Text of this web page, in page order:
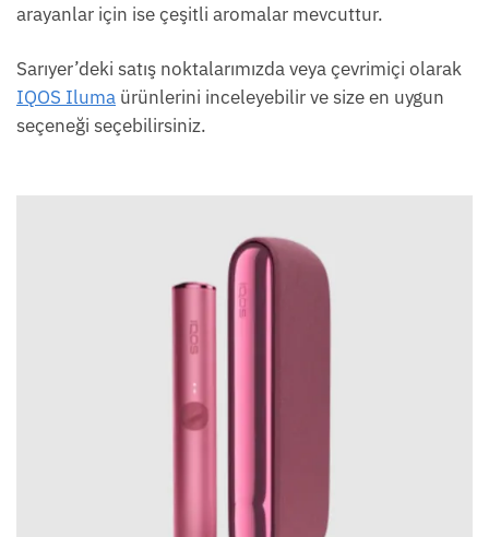
arayanlar için ise çeşitli aromalar mevcuttur.
Sarıyer’deki satış noktalarımızda veya çevrimiçi olarak
IQOS Iluma ürünlerini inceleyebilir ve size en uygun
seçeneği seçebilirsiniz.